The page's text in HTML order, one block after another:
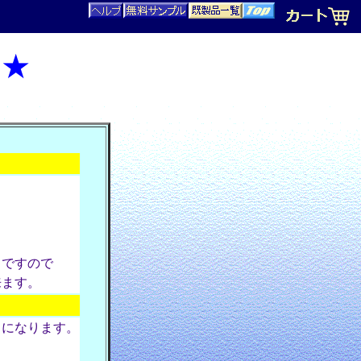
★
すので
す。
なります。